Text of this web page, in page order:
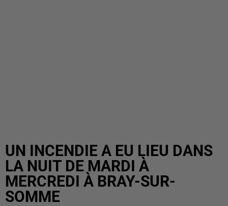
UN INCENDIE A EU LIEU DANS
LA NUIT DE MARDI À
MERCREDI À BRAY-SUR-
SOMME